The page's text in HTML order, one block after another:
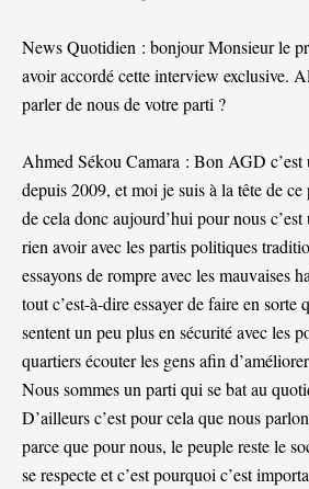
News Quotidien : bonjour Monsieur le
avoir accordé cette interview exclusive.
parler de nous de votre parti ?
Ahmed Sékou Camara : Bon AGD c’est
depuis 2009, et moi je suis à la tête de
de cela donc aujourd’hui pour nous
rien avoir avec les partis politiques
essayons de rompre avec les mauvaises
tout c’est-à-dire essayer de faire en sorte
sentent un peu plus en sécurité avec les
quartiers écouter les gens afin
Nous sommes un parti qui se bat au
D’ailleurs c’est pour cela que nous
parce que pour nous, le peuple reste le
se respecte et c’est pourquoi c’est